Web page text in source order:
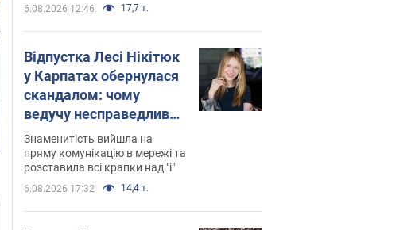
6.08.2026 12:46 17,7 т.
Відпустка Лесі Нікітюк
у Карпатах обернулася
скандалом: чому
ведучу несправедливо
захейтили
Знаменитість вийшла на
пряму комунікацію в мережі та
розставила всі крапки над "і"
6.08.2026 17:32 14,4 т.